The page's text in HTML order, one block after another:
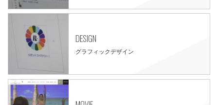
DESIGN
グラフィックデザイン